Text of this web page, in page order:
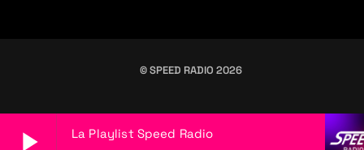
play_arrow La Playlist Speed Radio
© SPEED RADIO 2026